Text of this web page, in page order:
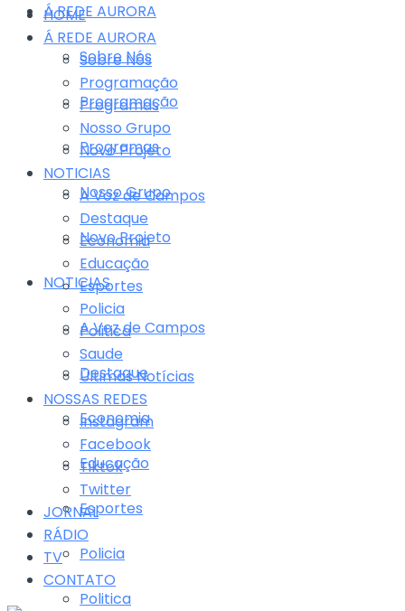
Á REDE AURORA
Sobre Nós
Programação
Programas
Nosso Grupo
Novo Projeto
NOTICIAS
A Voz de Campos
Destaque
Economia
Educação
Esportes
Policia
Politica
HOME
Á REDE AURORA
Sobre Nós
Programação
Programas
Nosso Grupo
Novo Projeto
NOTICIAS
A Voz de Campos
Destaque
Economia
Educação
Esportes
Policia
Politica
Saude
Últimas Notícias
NOSSAS REDES
Instagram
Facebook
Tiktok
Twitter
JORNAL
RÁDIO
TV
CONTATO